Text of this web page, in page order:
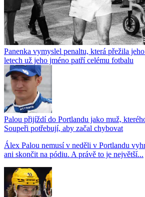
Panenka vymyslel penaltu, která přežila
letech už jeho jméno patří celému fotbalu
Palou přijíždí do Portlandu jako muž,
Soupeři potřebují, aby začal chybovat
Álex Palou nemusí v neděli v Portlandu
ani skončit na pódiu. A právě to je největší...